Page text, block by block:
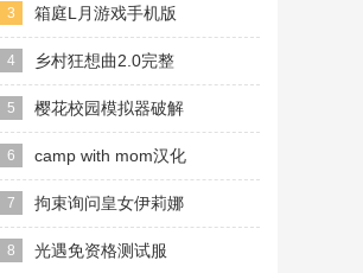
格全物品
3 箱庭L月游戏手机版
(case)
4 乡村狂想曲2.0完整
汉化版
5 樱花校园模拟器破解
版中文版无广告
6 camp with mom汉化
版游戏
7 拘束询问皇女伊莉娜
汉化版
8 光遇免资格测试服